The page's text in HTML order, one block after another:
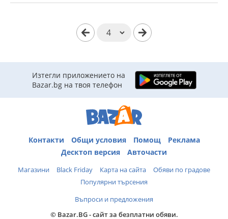
Изтегли приложението на
Bazar.bg на твоя телефон
Контакти Общи условия Помощ
Реклама
Десктоп версия
Авточасти
Магазини Black Friday Карта на сайта
Обяви по градове
Популярни търсения
Въпроси и предложения
© Bazar.BG - сайт за безплатни обяви.